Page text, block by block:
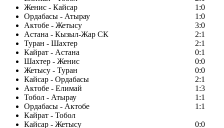
Женис - Кайсар
1:0
Ордабасы - Атырау
1:0
Актобе - Жетысу
3:0
Астана - Кызыл-Жар СК
2:1
Туран - Шахтер
2:1
Кайрат - Астана
0:1
Шахтер - Женис
0:0
Жетысу - Туран
0:0
Кайсар - Ордабасы
2:1
Актобе - Елимай
1:3
Тобол - Атырау
1:1
Ордабасы - Актобе
1:1
Кайрат - Тобол
Кайсар - Жетысу
0:0